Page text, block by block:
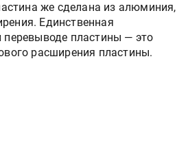
же сделана из алюминия,
Единственная
перевыводе пластины — это
расширения пластины.